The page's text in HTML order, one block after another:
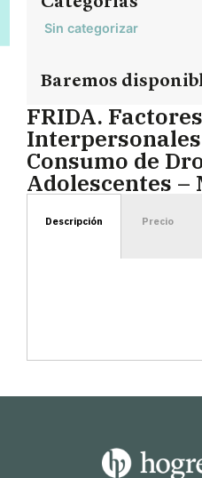
Sin categorizar
Baremos
FRIDA.
Consumo de
Adolescentes –
Descripción Precio